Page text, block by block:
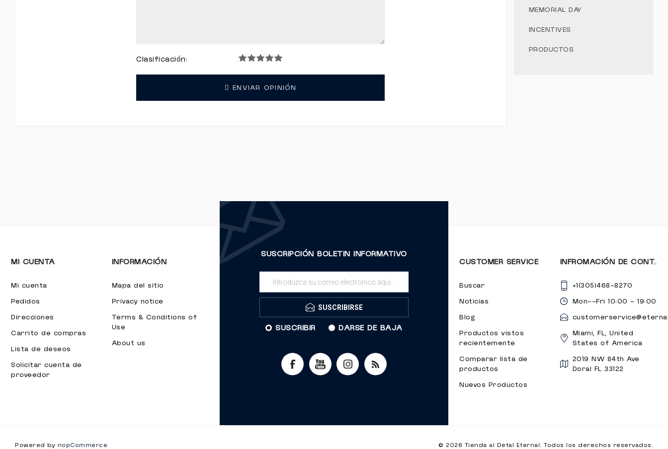
Clasificación:
ENVIAR OPINIÓN
MEMORIAL DAY
INCENTIVES
PRODUCTOS
SUSCRIPCIÓN BOLETIN INFORMATIVO
SUSCRIBIRSE
SUSCRIBIR DARSE DE BAJA
MI CUENTA
Mi cuenta
Pedidos
Direcciones
Carrito de compras
Lista de deseos
Solicitar cuenta de
proveedor
INFORMACIÓN
Mapa del sitio
Privacy notice
Terms & Conditions of
Use
About us
CUSTOMER SERVICE
Buscar
Noticias
Blog
Productos vistos
recientemente
Comparar lista de
productos
Nuevos Productos
INFROMACIÓN DE CONTACTO
+1(305)468-8270
Mon--Fri 10:00 - 19:00
Miami, FL, United
States of America
2019 NW 84th Ave
Doral FL 33122
Powered by nopCommerce © 2026 Tienda al Detal Eternal. Todos los derechos reservados.